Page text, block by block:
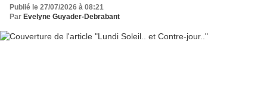
Publié le 27/07/2026 à 08:21
Par Evelyne Guyader-Debrabant